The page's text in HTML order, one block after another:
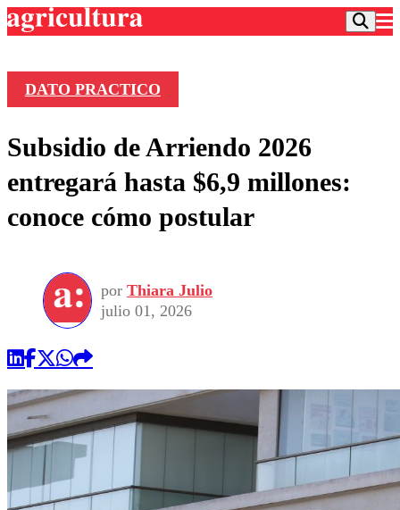
Frecuencias
Agricultura TV
Deportes
Colo Colo
Seleccion Chilena
Torneo Internacional
Universidad de Chile
Entretención
Economía
Internacional
Sustentabilidad
Publicaciones en medios
Opinión
DATO PRACTICO
Subsidio de Arriendo 2026
entregará hasta $6,9 millones:
conoce cómo postular
por Thiara Julio
julio 01, 2026